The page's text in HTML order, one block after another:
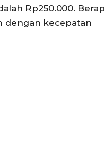
Rp250.000.
dengan kecepatan